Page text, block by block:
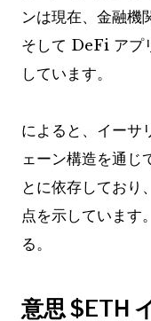
ンは現在、金融機
そして DeFi アプ
しています。
によると、イーサ
ェーン構造を通じ
とに依存しており
点を示しています
る。
意思$ETH